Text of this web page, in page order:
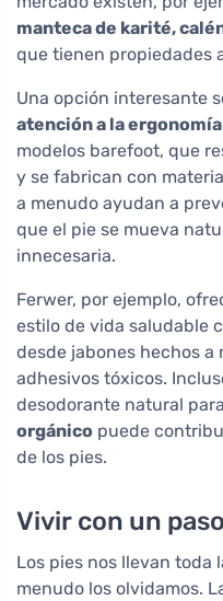
manteca de karité,
que tienen propiedades
Una opción interesante
atención a la
modelos barefoot, que
y se fabrican con
a menudo ayudan a
que el pie se mueva
innecesaria.
Ferwer, por ejemplo,
estilo de vida saludable
desde jabones hechos a
adhesivos tóxicos.
desodorante natural
orgánico puede
de los pies.
Vivir con un
Los pies nos llevan toda
menudo los olvidamos.